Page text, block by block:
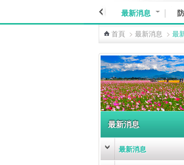
最新消息
首頁 > 最新消息 > 最
最新消息
最新消息